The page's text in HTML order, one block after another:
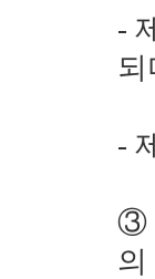
-
-
③